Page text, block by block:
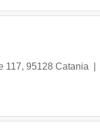
117, 95128 Catania